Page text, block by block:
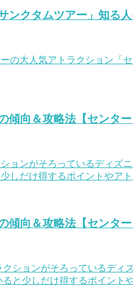
ンクタムツアー」知る
の大人気アトラクション「
傾向＆攻略法【センタ
ョンがそろっているディズ
しだけ得するポイントやア
傾向＆攻略法【センタ
ションがそろっているデ
ると少しだけ得するポイント